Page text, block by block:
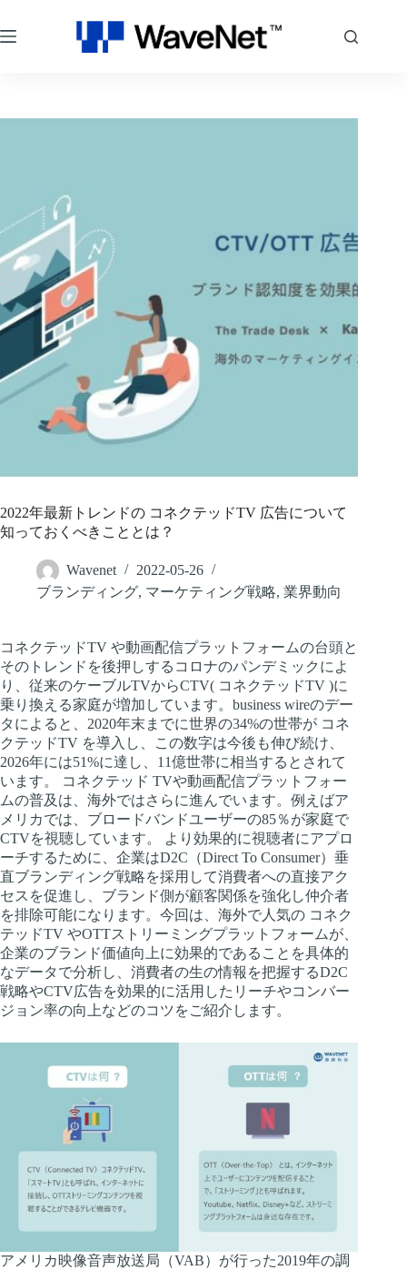
ン
テ
ス
2022年最新トレンドの コネクテッドTV 広告について
知っておくべきこととは？
Wavenet
2022-05-26
ブランディング, マーケティング戦略, 業界動向
コネクテッドTV や動画配信プラットフォームの台頭と
そのトレンドを後押しするコロナのパンデミックによ
り、従来のケーブルTVからCTV( コネクテッドTV )に
乗り換える家庭が増加しています。business wireのデー
タによると、2020年末までに世界の34%の世帯が コネ
クテッドTV を導入し、この数字は今後も伸び続け、
2026年には51%に達し、11億世帯に相当するとされて
います。 コネクテッド TVや動画配信プラットフォー
ムの普及は、海外ではさらに進んでいます。例えばア
メリカでは、ブロードバンドユーザーの85％が家庭で
CTVを視聴しています。 より効果的に視聴者にアプロ
ーチするために、企業はD2C（Direct To Consumer）垂
直ブランディング戦略を採用して消費者への直接アク
セスを促進し、ブランド側が顧客関係を強化し仲介者
を排除可能になります。今回は、海外で人気の コネク
テッドTV やOTTストリーミングプラットフォームが、
企業のブランド価値向上に効果的であることを具体的
なデータで分析し、消費者の生の情報を把握するD2C
戦略やCTV広告を効果的に活用したリーチやコンバー
ジョン率の向上などのコツをご紹介します。
アメリカ映像音声放送局（VAB）が行った2019年の調